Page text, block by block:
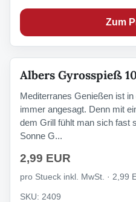
Zum
Albers Gyrosspieß
Mediterranes Genießen ist
immer angesagt. Denn mit
dem Grill fühlt man sich fast
Sonne G...
2,99 EUR
pro Stueck inkl. MwSt. · 2,99
SKU: 2409